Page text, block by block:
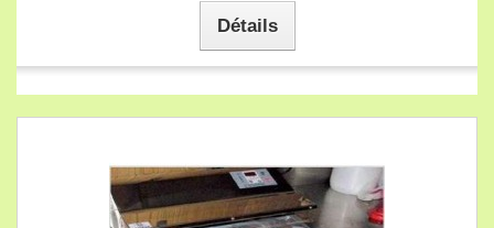
Détails